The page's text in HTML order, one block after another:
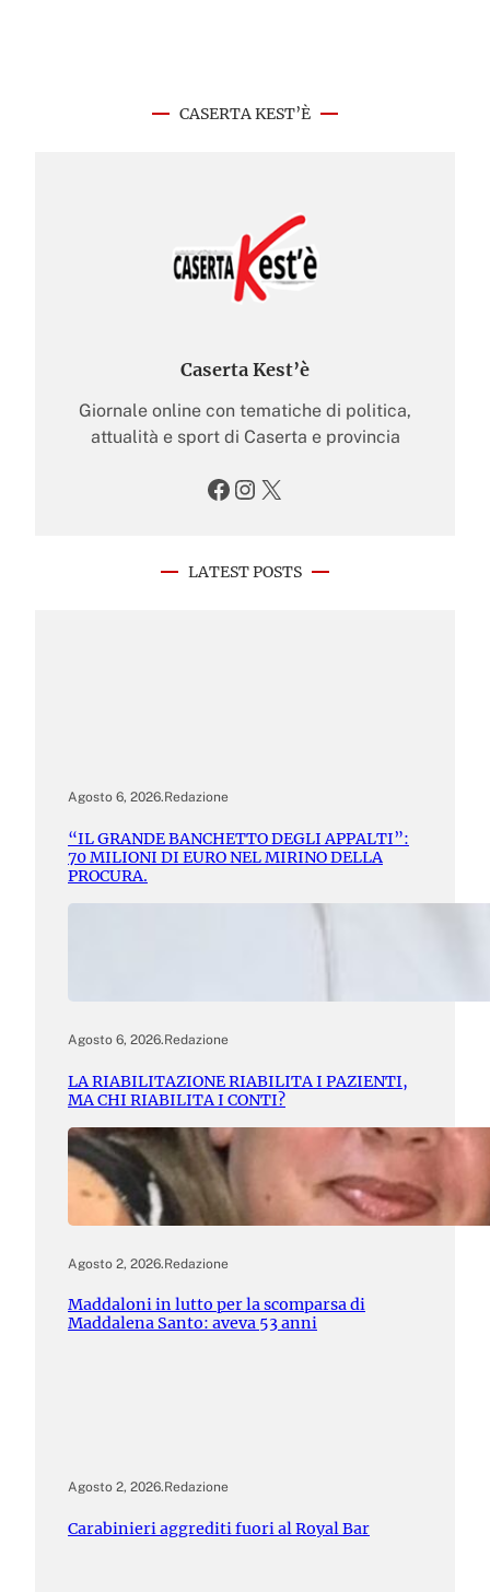
CASERTA KEST’È
Caserta Kest’è
Giornale online con tematiche di politica,
attualità e sport di Caserta e provincia
Facebook Instagram X
LATEST POSTS
Agosto 6, 2026.Redazione
“IL GRANDE BANCHETTO DEGLI APPALTI”:
70 MILIONI DI EURO NEL MIRINO DELLA
PROCURA.
Agosto 6, 2026.Redazione
LA RIABILITAZIONE RIABILITA I PAZIENTI,
MA CHI RIABILITA I CONTI?
Agosto 2, 2026.Redazione
Maddaloni in lutto per la scomparsa di
Maddalena Santo: aveva 53 anni
Agosto 2, 2026.Redazione
Carabinieri aggrediti fuori al Royal Bar